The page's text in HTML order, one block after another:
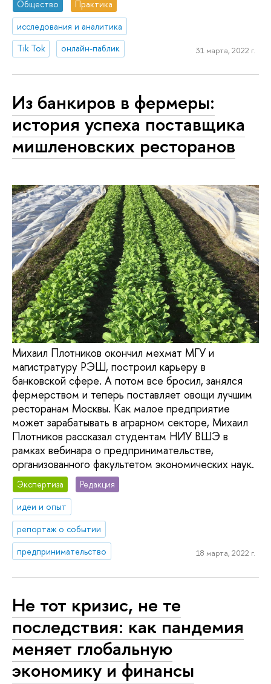
Общество
Практика
исследования и аналитика
Tik Tok
онлайн-паблик 31 марта, 2022 г.
Из банкиров в фермеры:
история успеха поставщика
мишленовских ресторанов
Михаил Плотников окончил мехмат МГУ и
магистратуру РЭШ, построил карьеру в
банковской сфере. А потом все бросил, занялся
фермерством и теперь поставляет овощи лучшим
ресторанам Москвы. Как малое предприятие
может зарабатывать в аграрном секторе, Михаил
Плотников рассказал студентам НИУ ВШЭ в
рамках вебинара о предпринимательстве,
организованного факультетом экономических наук.
Экспертиза
Редакция
идеи и опыт
репортаж о событии
предпринимательство
18 марта, 2022 г.
Не тот кризис, не те
последствия: как пандемия
меняет глобальную
экономику и финансы